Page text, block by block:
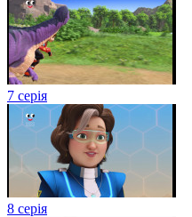
7 серія
8 серія